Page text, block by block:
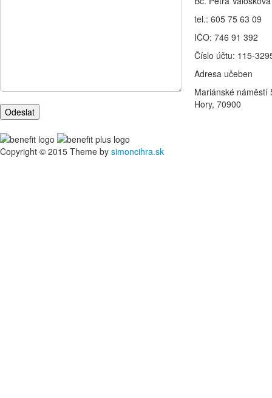
tel.: 605 75 63 09
IČO: 746 91 392
Číslo účtu: 115-
Adresa učeben
Mariánské náměstí
Hory, 70900
Copyright © 2015 Theme by simoncihra.sk